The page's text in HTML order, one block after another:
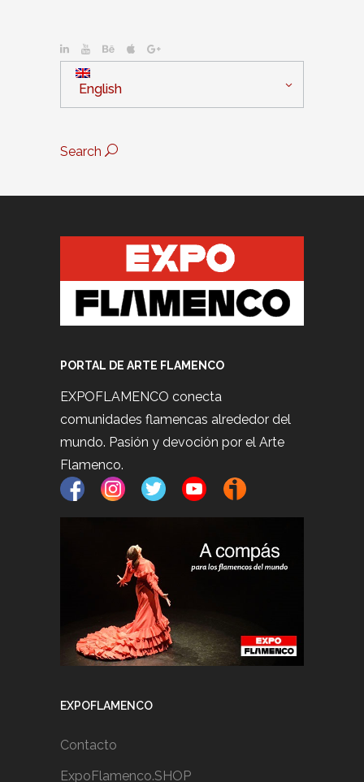
English
Search
PORTAL DE ARTE FLAMENCO
EXPOFLAMENCO conecta
comunidades flamencas alrededor del
mundo. Pasión y devoción por el Arte
Flamenco.
EXPOFLAMENCO
Contacto
ExpoFlamenco.SHOP